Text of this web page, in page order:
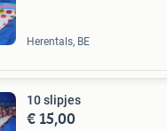
Herentals, BE
10 slipjes
€ 15,00